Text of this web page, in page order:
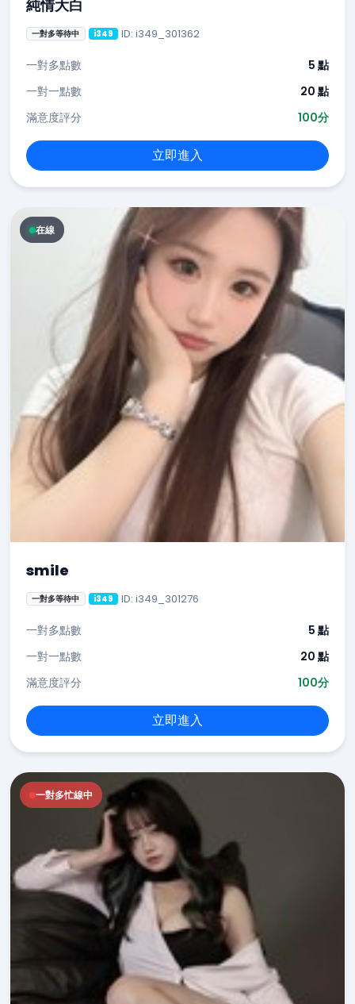
純情大白
一對多等待中 i349 ID: i349_301362
一對多點數
5 點
一對一點數
20 點
滿意度評分
100分
立即進入
在線
smile
一對多等待中 i349 ID: i349_301276
一對多點數
5 點
一對一點數
20 點
滿意度評分
100分
立即進入
一對多忙線中